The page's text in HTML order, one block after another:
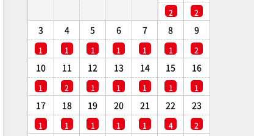
2 2
3
1
4
1
5
1
6
1
7
1
8
1
9
2
10
1
11
2
12
1
13
1
14
1
15
1
16
1
17
1
18
1
19
1
20
1
21
1
22
4
23
2